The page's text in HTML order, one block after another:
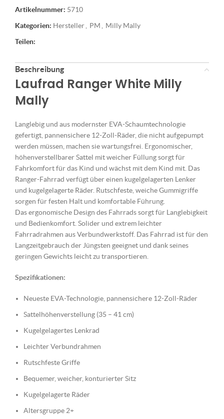
Artikelnummer: 5710
Kategorien: Hersteller, PM, Milly Mally
Teilen:
Beschreibung
Laufrad Ranger White Milly
Mally
Langlebig und aus modernster EVA-Schaumtechnologie
gefertigt, pannensichere 12-Zoll-Räder, die nicht aufgepumpt
werden müssen, machen sie wartungsfrei. Ergonomischer,
höhenverstellbarer Sattel mit weicher Füllung sorgt für
Fahrkomfort für das Kind und wächst mit dem Kind mit. Das
Ranger-Fahrrad verfügt über einen kugelgelagerten Lenker
und kugelgelagerte Räder. Rutschfeste, weiche Gummigriffe
sorgen für festen Halt und komfortable Führung.
Das ergonomische Design des Fahrrads sorgt für Langlebigkeit
und Bedienkomfort. Solider und extrem leichter
Fahrradrahmen aus Verbundwerkstoff. Das Fahrrad ist für den
Langzeitgebrauch der Jüngsten geeignet und dank seines
geringen Gewichts leicht zu transportieren.
Spezifikationen:
Neueste EVA-Technologie, pannensichere 12-Zoll-Räder
Sattelhöhenverstellung (35 – 41 cm)
Kugelgelagertes Lenkrad
Leichter Verbundrahmen
Rutschfeste Griffe
Bequemer, weicher, konturierter Sitz
Kugelgelagerte Räder
Altersgruppe 2+